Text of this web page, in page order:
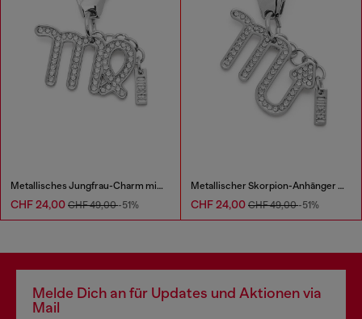
Metallisches Jungfrau-Charm mit Strasssteinen
CHF 24,00 CHF 49,00-51%
Metallischer Skorpion-Anhänger mit Strasssteinen
CHF 24,00 CHF 49,00-51%
Melde Dich an für Updates und Aktionen via
Mail